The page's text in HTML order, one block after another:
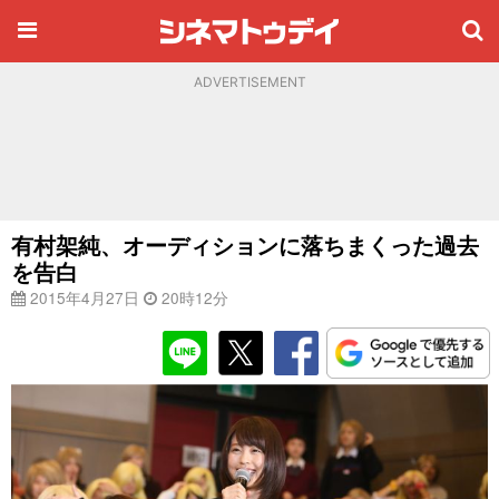
ADVERTISEMENT
有村架純、オーディションに落ちまくった過去
を告白
2015年4月27日 20時12分